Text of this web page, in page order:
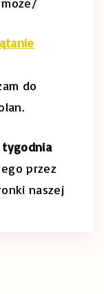
do
przez
naszej